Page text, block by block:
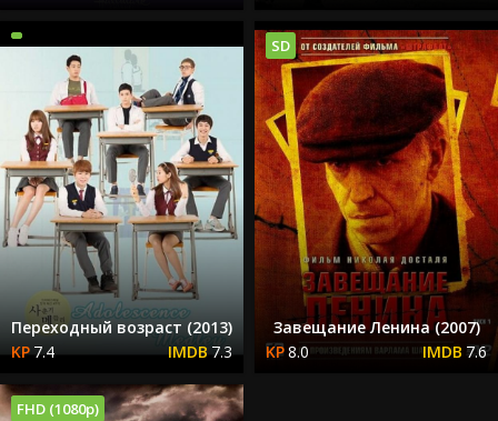
Переходный возраст (2013)
7.4
7.3
SD
Завещание Ленина (2007)
8.0
7.6
FHD (1080p)